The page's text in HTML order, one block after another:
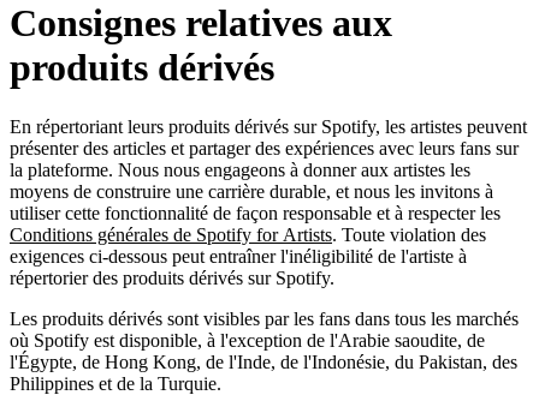
Consignes relatives aux
produits dérivés
En répertoriant leurs produits dérivés sur Spotify, les artistes peuvent
présenter des articles et partager des expériences avec leurs fans sur
la plateforme. Nous nous engageons à donner aux artistes les
moyens de construire une carrière durable, et nous les invitons à
utiliser cette fonctionnalité de façon responsable et à respecter les
Conditions générales de Spotify for Artists. Toute violation des
exigences ci-dessous peut entraîner l'inéligibilité de l'artiste à
répertorier des produits dérivés sur Spotify.
Les produits dérivés sont visibles par les fans dans tous les marchés
où Spotify est disponible, à l'exception de l'Arabie saoudite, de
l'Égypte, de Hong Kong, de l'Inde, de l'Indonésie, du Pakistan, des
Philippines et de la Turquie.